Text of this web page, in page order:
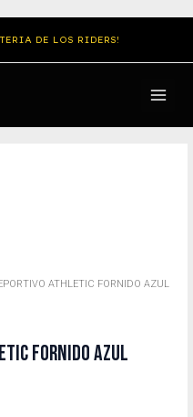
DE LOS RIDERS!
MENU
ATHLETIC FORNIDO AZUL
FORNIDO AZUL